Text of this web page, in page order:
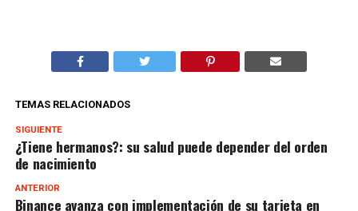
TEMAS RELACIONADOS
SIGUIENTE
¿Tiene hermanos?: su salud puede depender del orden
de nacimiento
ANTERIOR
Binance avanza con implementación de su tarjeta en